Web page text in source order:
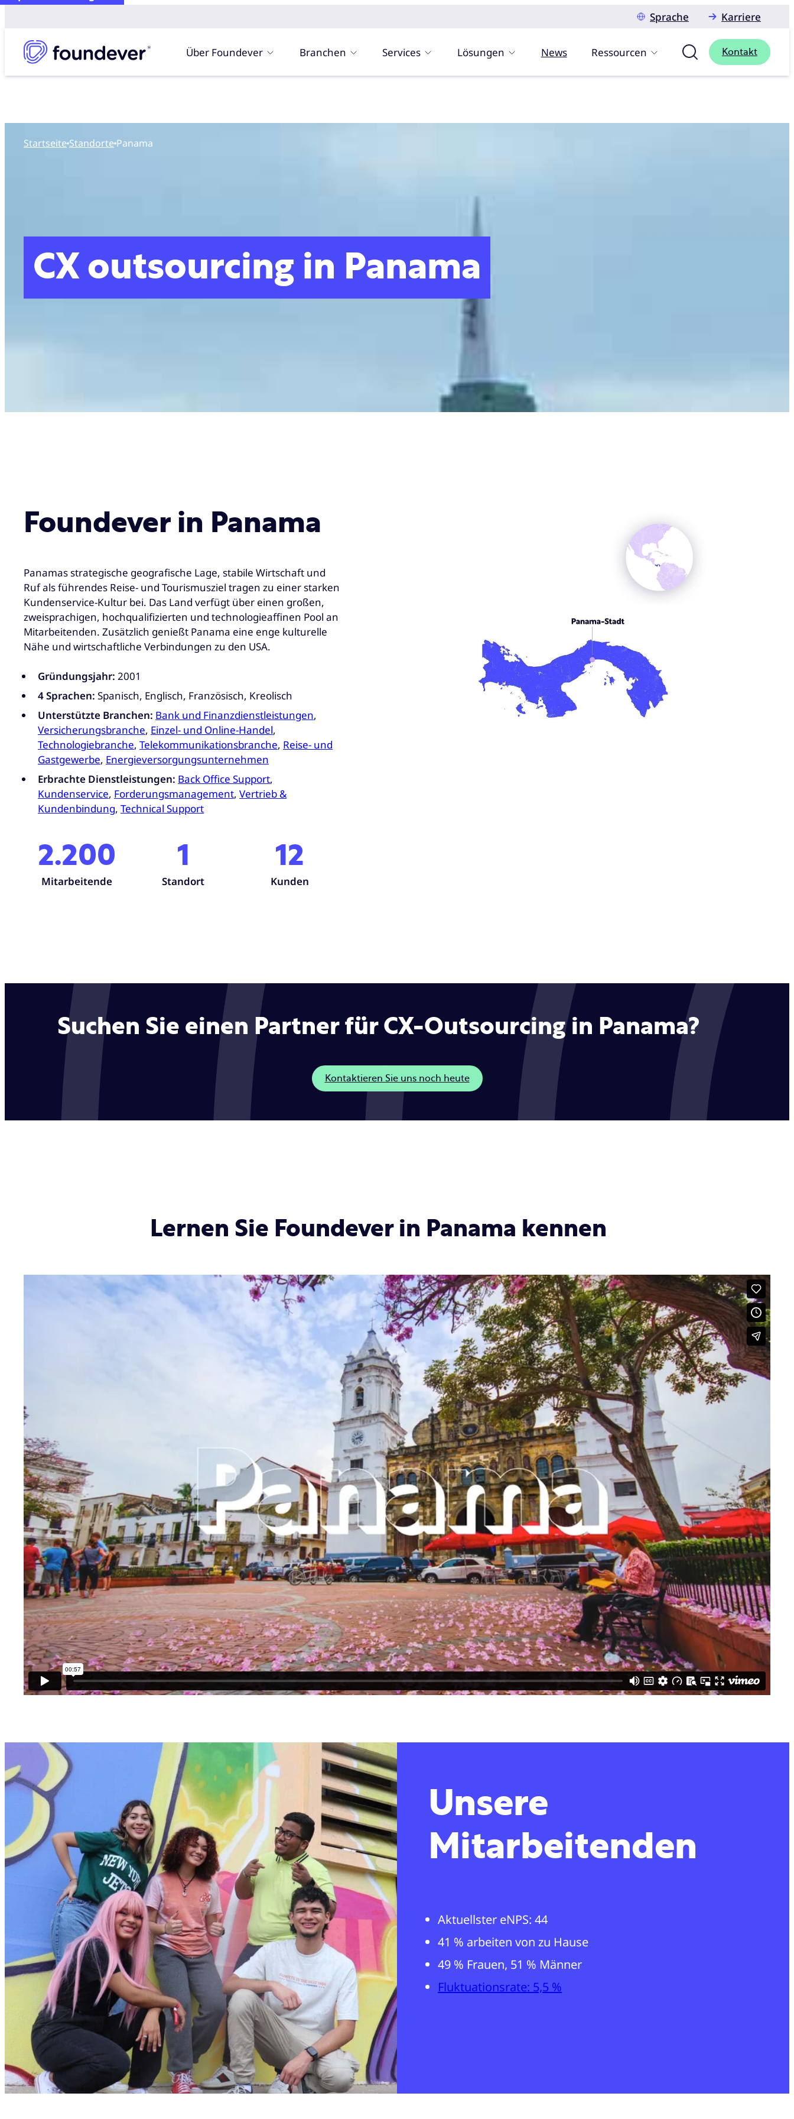
Sprache
Karriere
Über Foundever Branchen Services Lösungen News Ressourcen Kontakt
Startseite standorte Panama
CX outsourcing in Panama
Foundever in Panama
Panamas strategische geografische Lage, stabile Wirtschaft und
Ruf als führendes Reise- und Tourismusziel tragen zu einer starken
Kundenservice-Kultur bei. Das Land verfügt über einen großen,
zweisprachigen, hochqualifizierten und technologieaffinen Pool an
Mitarbeitenden. Zusätzlich genießt Panama eine enge kulturelle
Nähe und wirtschaftliche Verbindungen zu den USA.
Gründungsjahr: 2001
4 Sprachen: Spanisch, Englisch, Französisch, Kreolisch
Unterstützte Branchen: Bank und Finanzdienstleistungen,
Versicherungsbranche, Einzel- und Online-Handel,
Technologiebranche, Telekommunikationsbranche, Reise- und
Gastgewerbe, Energieversorgungsunternehmen
Erbrachte Dienstleistungen: Back Office Support,
Kundenservice, Forderungsmanagement, Vertrieb &
Kundenbindung, Technical Support
2.200
Mitarbeitende
1
Standort
12
Kunden
Suchen Sie einen Partner für CX-Outsourcing in Panama?
Kontaktieren Sie uns noch heute
Lernen Sie Foundever in Panama kennen
Unsere
Mitarbeitenden
Aktuellster eNPS: 44
41 % arbeiten von zu Hause
49 % Frauen, 51 % Männer
Fluktuationsrate: 5,5 %